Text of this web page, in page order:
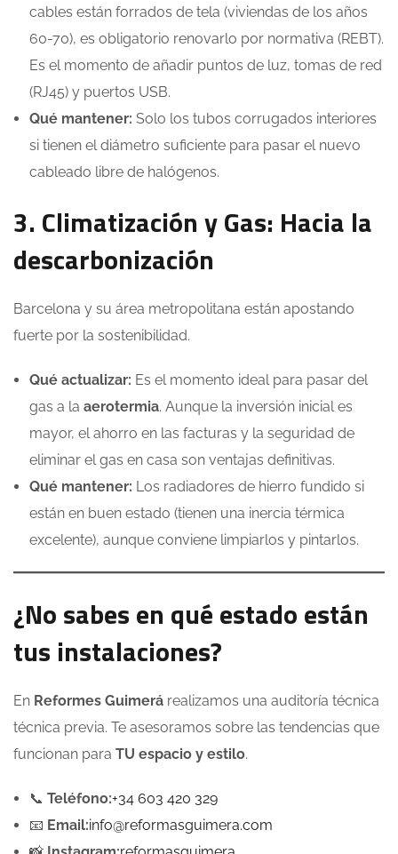
cables están forrados de tela (viviendas de los años
60-70), es obligatorio renovarlo por normativa (REBT).
Es el momento de añadir puntos de luz, tomas de red
(RJ45) y puertos USB.
Qué mantener: Solo los tubos corrugados interiores
si tienen el diámetro suficiente para pasar el nuevo
cableado libre de halógenos.
3. Climatización y Gas: Hacia la
descarbonización
Barcelona y su área metropolitana están apostando
fuerte por la sostenibilidad.
Qué actualizar: Es el momento ideal para pasar del
gas a la aerotermia. Aunque la inversión inicial es
mayor, el ahorro en las facturas y la seguridad de
eliminar el gas en casa son ventajas definitivas.
Qué mantener: Los radiadores de hierro fundido si
están en buen estado (tienen una inercia térmica
excelente), aunque conviene limpiarlos y pintarlos.
¿No sabes en qué estado están
tus instalaciones?
En Reformes Guimerá realizamos una auditoría técnica
técnica previa. Te asesoramos sobre las tendencias que
funcionan para TU espacio y estilo.
📞 Teléfono:+34 603 420 329
📧 Email:info@reformasguimera.com